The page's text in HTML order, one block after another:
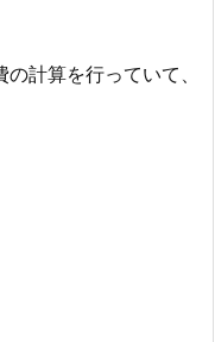
計算を行っていて、